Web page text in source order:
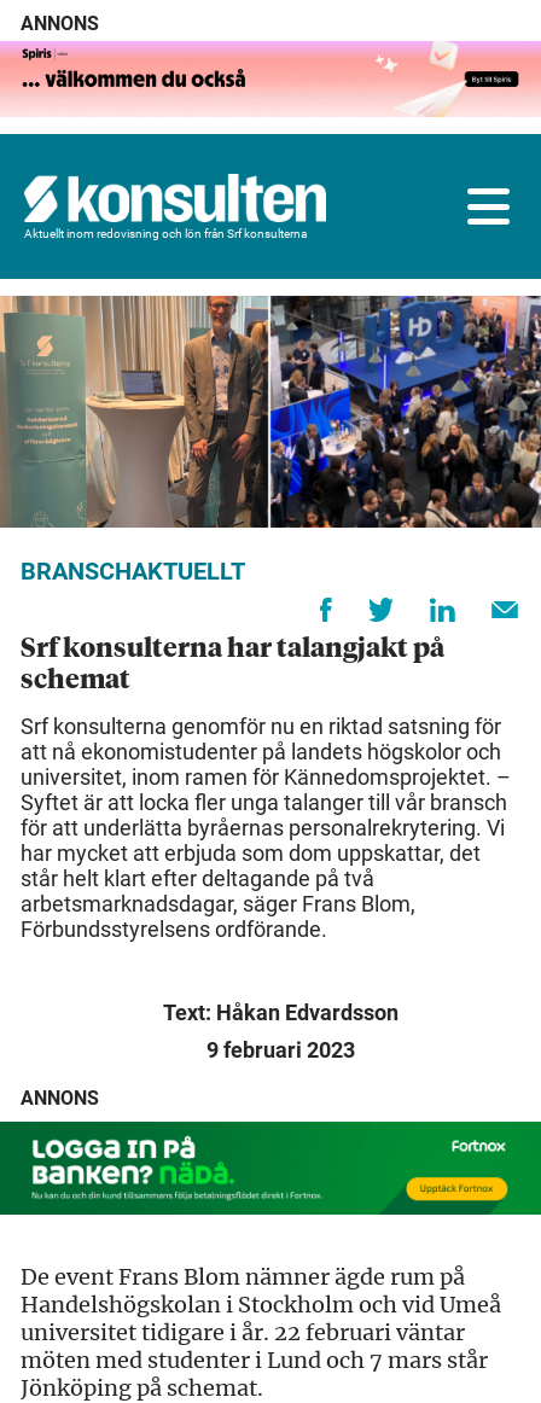
ANNONS
Aktuellt inom redovisning och lön från Srf konsulterna
BRANSCHAKTUELLT
Srf konsulterna har talangjakt på
schemat
Srf konsulterna genomför nu en riktad satsning för
att nå ekonomistudenter på landets högskolor och
universitet, inom ramen för Kännedomsprojektet. –
Syftet är att locka fler unga talanger till vår bransch
för att underlätta byråernas personalrekrytering. Vi
har mycket att erbjuda som dom uppskattar, det
står helt klart efter deltagande på två
arbetsmarknadsdagar, säger Frans Blom,
Förbundsstyrelsens ordförande.
Text: Håkan Edvardsson
9 februari 2023
ANNONS
De event Frans Blom nämner ägde rum på
Handelshögskolan i Stockholm och vid Umeå
universitet tidigare i år. 22 februari väntar
möten med studenter i Lund och 7 mars står
Jönköping på schemat.